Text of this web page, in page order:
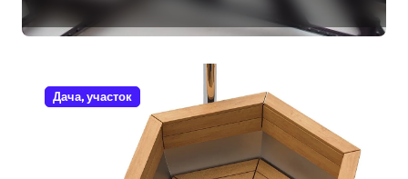
Дача, участок